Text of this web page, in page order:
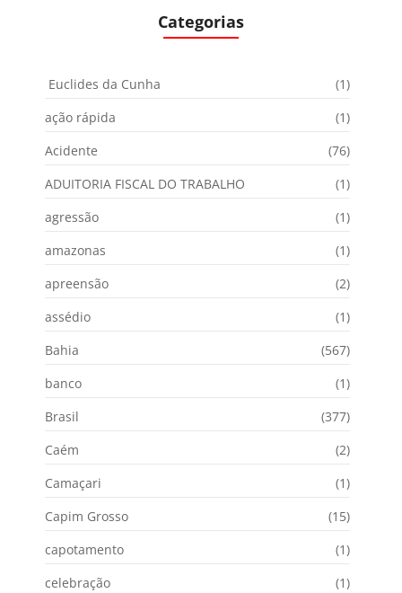
Categorias
Euclides da Cunha
(1)
ação rápida
(1)
Acidente
(76)
ADUITORIA FISCAL DO TRABALHO
(1)
agressão
(1)
amazonas
(1)
apreensão
(2)
assédio
(1)
Bahia
(567)
banco
(1)
Brasil
(377)
Caém
(2)
Camaçari
(1)
Capim Grosso
(15)
capotamento
(1)
celebração
(1)